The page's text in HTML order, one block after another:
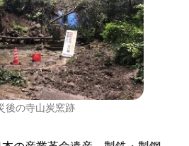
後の寺山炭窯跡